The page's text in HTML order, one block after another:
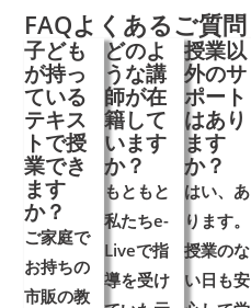
FAQよくあるご質問
子ども
が持っ
ている
テキス
トで授
業でき
ます
か？
ご家庭で
お持ちの
市販の教
どのよ
うな講
師が在
籍して
います
か？
もともと
私たちe-
Liveで指
導を受け
授業以
外のサ
ポート
はあり
ます
か？
はい、あ
ります。
授業のな
い日も安